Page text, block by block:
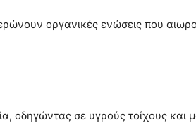
οργανικές ενώσεις που
οδηγώντας σε υγρούς τοίχους